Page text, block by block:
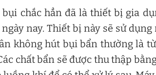
bụi chắc hẳn đã là thiết bị gia
nay. Thiết bị này sẽ sử
không hút bụi bẩn thường là
chất bẩn sẽ được thu thập